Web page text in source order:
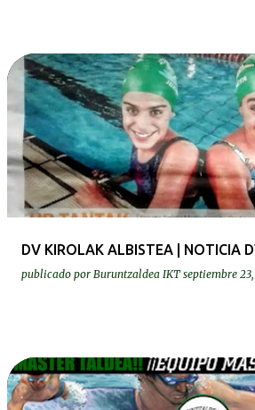
DV KIROLAK ALBISTEA | NOTICIA
publicado por Buruntzaldea IKT septiembre